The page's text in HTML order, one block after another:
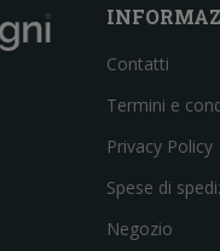
Contatti
Termini e
Privacy Policy
Spese di
Negozio